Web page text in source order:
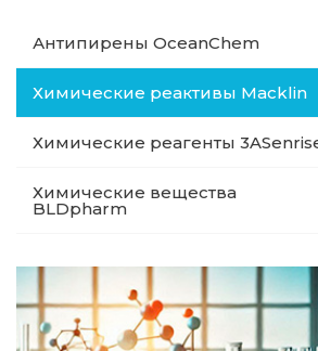
Антипирены OceanСhem
Химические реактивы Macklin
Химические реагенты
Химические вещества
BLDpharm